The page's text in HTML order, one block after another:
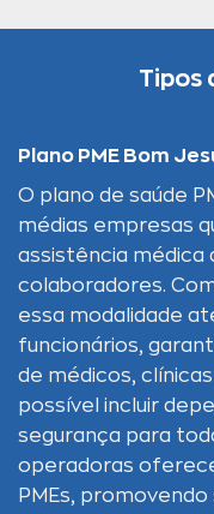
Tipos
Plano PME Bom
O plano de saúde
médias empresas
assistência médica
colaboradores.
essa modalidade
funcionários,
de médicos,
possível incluir
segurança para
operadoras
PMEs,